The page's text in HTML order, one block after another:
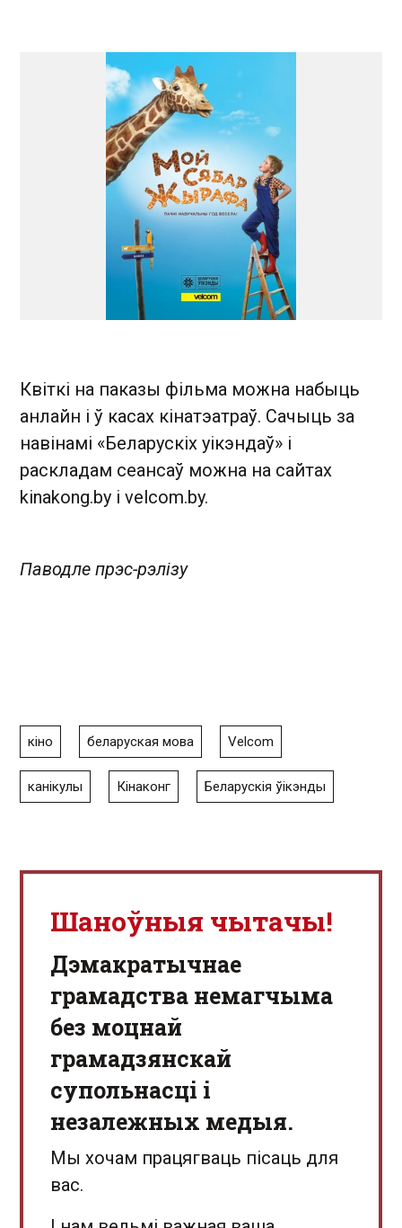
Квіткі на паказы фільма можна набыць
анлайн і ў касах кінатэатраў. Сачыць за
навінамі «Беларускіх уікэндаў» і
раскладам сеансаў можна на сайтах
kinakong.by і velcom.by.
Паводле прэс-рэлізу
кіно беларуская мова Velcom
канікулы Кінаконг Беларускія ўікэнды
Шаноўныя чытачы!
Дэмакратычнае
грамадства немагчыма
без моцнай
грамадзянскай
супольнасці і
незалежных медыя.
Мы хочам працягваць пісаць для
вас.